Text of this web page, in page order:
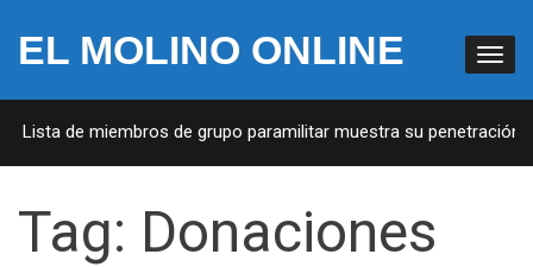
EL MOLINO ONLINE
Lista de miembros de grupo paramilitar muestra su penetración
Tag: Donaciones